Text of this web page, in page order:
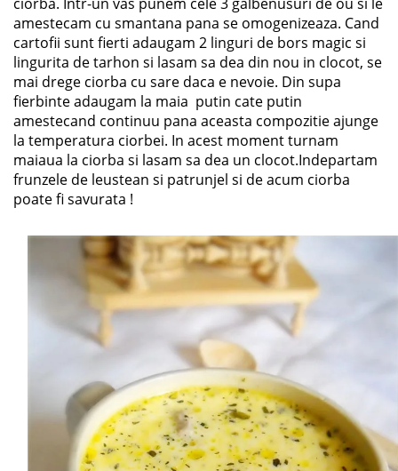
amestecam cu smantana pana se omogenizeaza. Cand
cartofii sunt fierti adaugam 2 linguri de bors magic si
lingurita de tarhon si lasam sa dea din nou in clocot, se
mai drege ciorba cu sare daca e nevoie. Din supa
fierbinte adaugam la maia putin cate putin
amestecand continuu pana aceasta compozitie ajunge
la temperatura ciorbei. In acest moment turnam
maiaua la ciorba si lasam sa dea un clocot.Indepartam
frunzele de leustean si patrunjel si de acum ciorba
poate fi savurata !